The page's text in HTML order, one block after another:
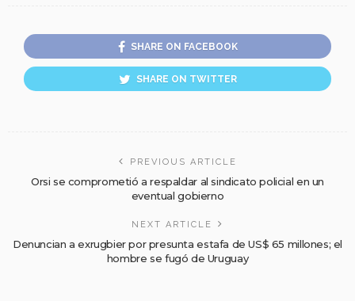
SHARE ON FACEBOOK
SHARE ON TWITTER
PREVIOUS ARTICLE
Orsi se comprometió a respaldar al sindicato policial en un
eventual gobierno
NEXT ARTICLE
Denuncian a exrugbier por presunta estafa de US$ 65 millones; el
hombre se fugó de Uruguay